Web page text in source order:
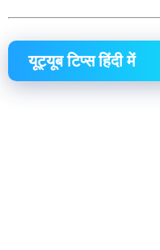
यूट्यूब टिप्स हिंदी में